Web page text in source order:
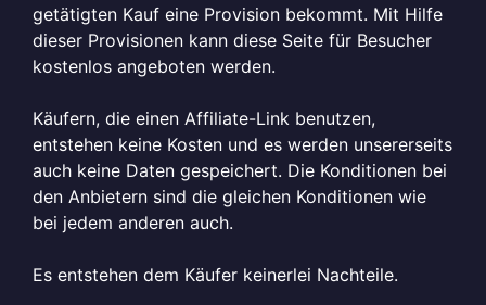
getätigten Kauf eine Provision bekommt. Mit Hilfe
dieser Provisionen kann diese Seite für Besucher
kostenlos angeboten werden.
Käufern, die einen Affiliate-Link benutzen,
entstehen keine Kosten und es werden unsererseits
auch keine Daten gespeichert. Die Konditionen bei
den Anbietern sind die gleichen Konditionen wie
bei jedem anderen auch.
Es entstehen dem Käufer keinerlei Nachteile.